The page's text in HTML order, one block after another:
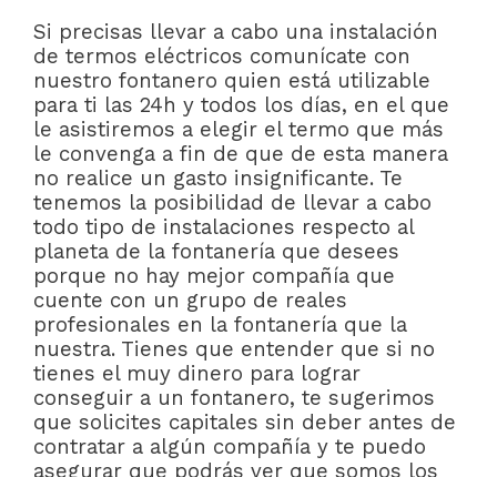
Si precisas llevar a cabo una instalación
de termos eléctricos comunícate con
nuestro fontanero quien está utilizable
para ti las 24h y todos los días, en el que
le asistiremos a elegir el termo que más
le convenga a fin de que de esta manera
no realice un gasto insignificante. Te
tenemos la posibilidad de llevar a cabo
todo tipo de instalaciones respecto al
planeta de la fontanería que desees
porque no hay mejor compañía que
cuente con un grupo de reales
profesionales en la fontanería que la
nuestra. Tienes que entender que si no
tienes el muy dinero para lograr
conseguir a un fontanero, te sugerimos
que solicites capitales sin deber antes de
contratar a algún compañía y te puedo
asegurar que podrás ver que somos los